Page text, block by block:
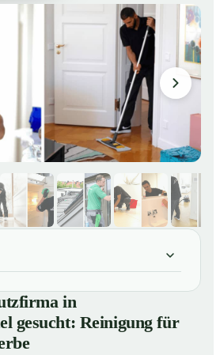
in Guderhandviertel gesucht:
und Gewerbe
in Guderhandviertel
in
gesucht: Reinigung für